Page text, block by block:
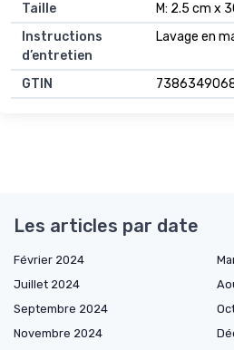
Taille
M: 2.5 cm x
Instructions
d’entretien
Lavage en
GTIN
Les articles par date
Février 2024
Juillet 2024
Septembre 2024
Novembre 2024